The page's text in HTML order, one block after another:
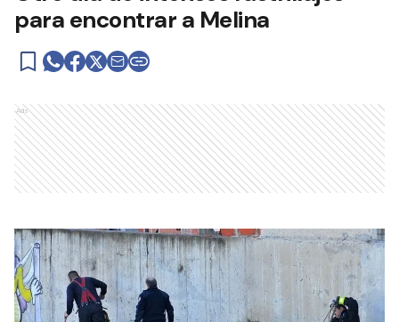
para encontrar a Melina
Ads